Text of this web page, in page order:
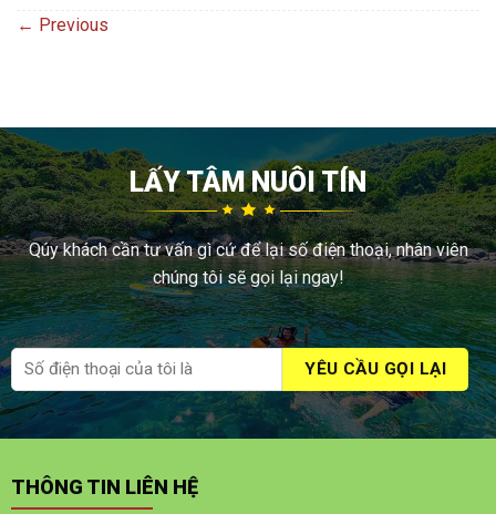
← Previous
LẤY TÂM NUÔI TÍN
Qúy khách cần tư vấn gì cứ để lại số điện thoại, nhân viên
chúng tôi sẽ gọi lại ngay!
THÔNG TIN LIÊN HỆ